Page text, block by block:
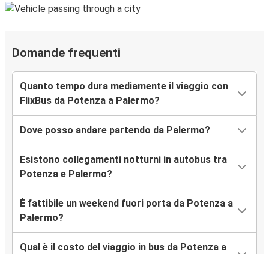
Domande frequenti
Quanto tempo dura mediamente il viaggio con
FlixBus da Potenza a Palermo?
Dove posso andare partendo da Palermo?
Esistono collegamenti notturni in autobus tra
Potenza e Palermo?
È fattibile un weekend fuori porta da Potenza a
Palermo?
Qual è il costo del viaggio in bus da Potenza a